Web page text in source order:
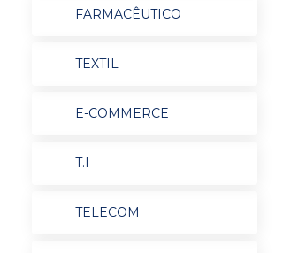
FARMACÊUTICO
TEXTIL
E-COMMERCE
T.I
TELECOM